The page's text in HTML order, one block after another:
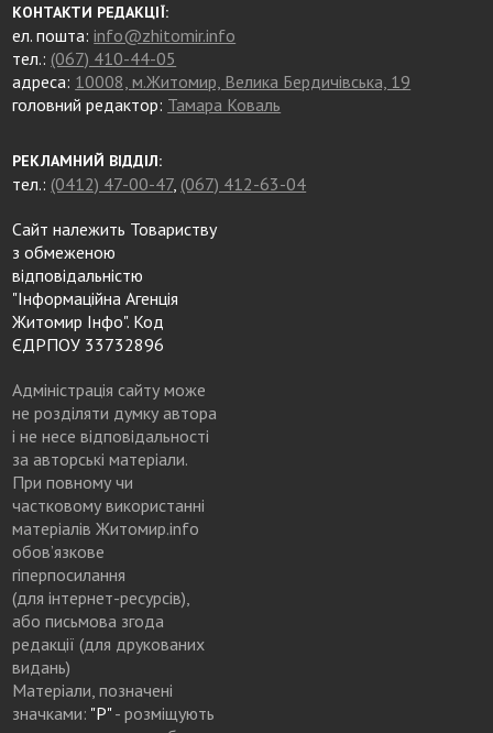
КОНТАКТИ РЕДАКЦІЇ:
ел. пошта:info@zhitomir.info
тел.: (067) 410-44-05
адреса: 10008, м.Житомир, Велика Бердичівська, 19
головний редактор: Тамара Коваль
РЕКЛАМНИЙ ВІДДІЛ:
тел.: (0412) 47-00-47, (067) 412-63-04
Сайт належить Товариству
з обмеженою
відповідальністю
"Інформаційна Агенція
Житомир Інфо". Код
ЄДРПОУ 33732896
Адміністрація сайту може
не розділяти думку автора
і не несе відповідальності
за авторські матеріали.
При повному чи
частковому використанні
матеріалів Житомир.info
обов’язкове
гіперпосилання
(для інтернет-ресурсів),
або письмова згода
редакції (для друкованих
видань)
Матеріали, позначені
значками: "Р"- розміщують